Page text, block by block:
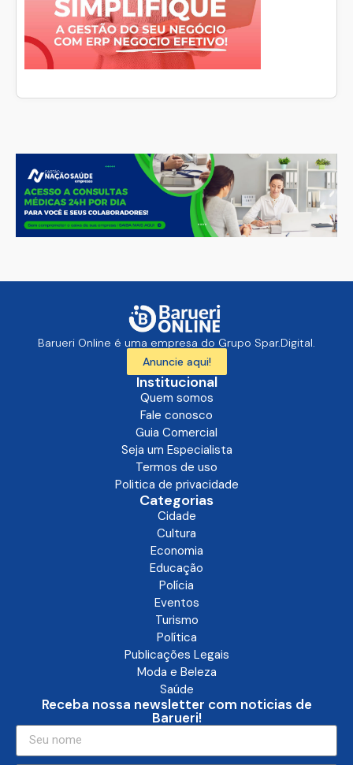
Barueri Online é uma empresa do Grupo Spar.Digital.
Anuncie aqui!
Institucional
Quem somos
Fale conosco
Guia Comercial
Seja um Especialista
Termos de uso
Politica de privacidade
Categorias
Cidade
Cultura
Economia
Educação
Polícia
Eventos
Turismo
Política
Publicações Legais
Moda e Beleza
Saúde
Receba nossa newsletter com noticias de
Barueri!